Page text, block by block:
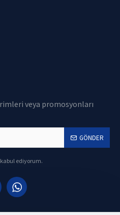
veya promosyonları
GÖNDER
ediyorum.